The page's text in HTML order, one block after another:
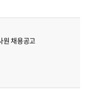
원 채용공고